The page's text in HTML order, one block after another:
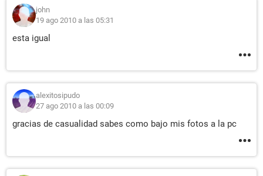
john
19 ago 2010 a las 05:31
esta igual
alexitosipudo
27 ago 2010 a las 00:09
gracias de casualidad sabes como bajo mis fotos a la pc